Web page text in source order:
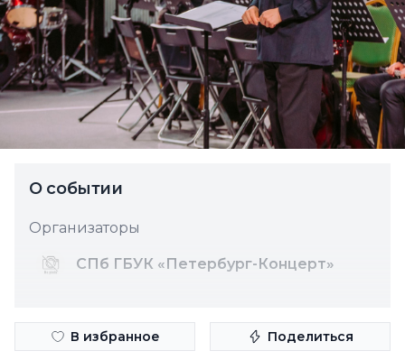
О событии
Организаторы
СПб ГБУК «Петербург-Концерт»
В избранное Поделиться